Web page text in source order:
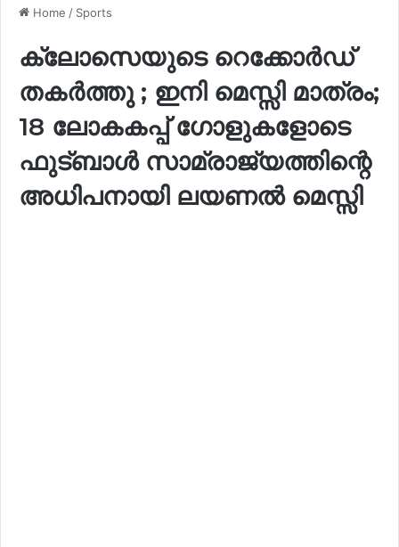
Home / Sports
ക്ലോസെയുടെ റെക്കോർഡ്
തകർത്തു ; ഇനി മെസ്സി മാത്രം;
18 ലോകകപ്പ് ഗോളുകളോടെ
ഫുട്ബാൾ സാമ്രാജ്യത്തിന്റെ
അധിപനായി ലയണൽ മെസ്സി